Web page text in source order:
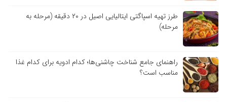
طرز تهیه اسپاگتی ایتالیایی اصیل در ۲۰ دقیقه (مرحله به
مرحله)
راهنمای جامع شناخت چاشنی‌ها؛ کدام ادویه برای کدام غذا
مناسب است؟